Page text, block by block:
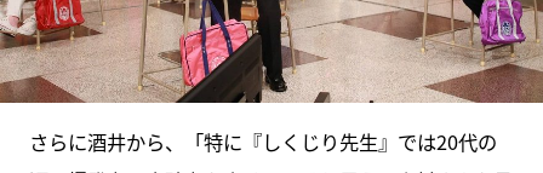
さらに酒井から、「特に『しくじり先生』では20代の